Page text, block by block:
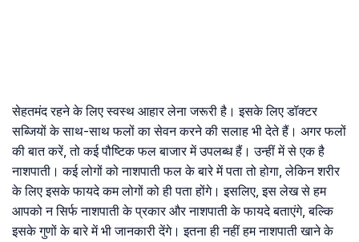
सेहतमंद रहने के लिए स्वस्थ आहार लेना जरूरी है। इसके लिए डॉक्टर
सब्जियों के साथ-साथ फलों का सेवन करने की सलाह भी देते हैं। अगर फलों
की बात करें, तो कई पौष्टिक फल बाजार में उपलब्ध हैं। उन्हीं में से एक है
नाशपाती। कई लोगों को नाशपाती फल के बारे में पता तो होगा, लेकिन शरीर
के लिए इसके फायदे कम लोगों को ही पता होंगे। इसलिए, इस लेख से हम
आपको न सिर्फ नाशपाती के प्रकार और नाशपाती के फायदे बताएंगे, बल्कि
इसके गुणों के बारे में भी जानकारी देंगे। इतना ही नहीं हम नाशपाती खाने के